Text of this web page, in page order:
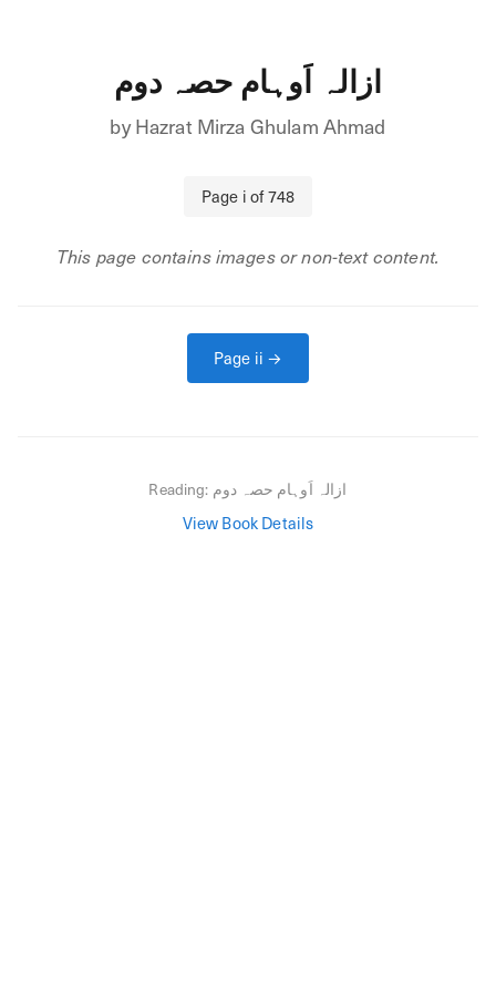
ازالہ اَوہام حصہ دوم
byHazrat Mirza Ghulam Ahmad
Page i of748
This page contains images or non-text content.
Page ii →
Reading: ازالہ اَوہام حصہ دوم
View Book Details